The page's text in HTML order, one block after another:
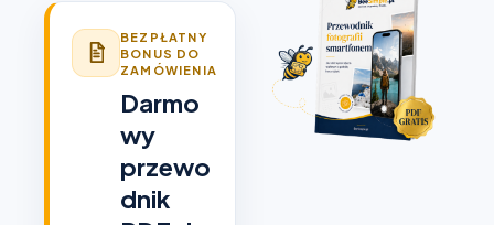
BEZPŁATNY
BONUS DO
ZAMÓWIENIA
Darmo
wy
przewo
dnik